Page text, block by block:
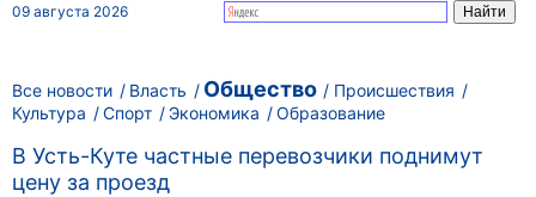
09 августа 2026
Все новости Власть Общество
Происшествия
Культура
Спорт Экономика Образование
В Усть-Куте частные перевозчики поднимут
цену за проезд